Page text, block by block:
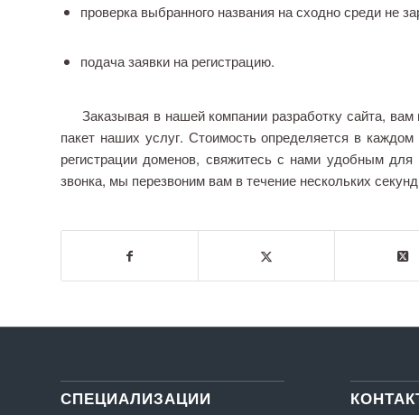
проверка выбранного названия на сходно среди не
подача заявки на регистрацию.
Заказывая в нашей компании разработку сайта, вам
пакет наших услуг. Стоимость определяется в
регистрации доменов, свяжитесь с нами удобным
звонка, мы перезвоним вам в течение нескольких
СПЕЦИАЛИЗАЦИИ